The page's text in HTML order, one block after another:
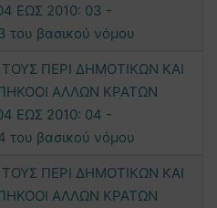
ΕΩΣ 2010: 03 -
του βασικού νόμου
ΠΕΡΙ ΔΗΜΟΤΙΚΩΝ ΚΑΙ
ΑΛΛΩΝ ΚΡΑΤΩΝ
ΕΩΣ 2010: 04 -
του βασικού νόμου
ΠΕΡΙ ΔΗΜΟΤΙΚΩΝ ΚΑΙ
ΑΛΛΩΝ ΚΡΑΤΩΝ